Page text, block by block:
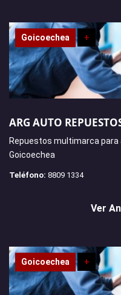
Goicoechea +
ARG AUTO
Repuestos multimarca para
Goicoechea
Teléfono: 8809 1334
Ver
Goicoechea +